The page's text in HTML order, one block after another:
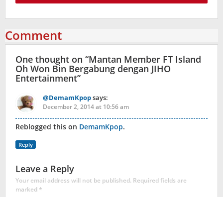
Comment
One thought on “Mantan Member FT Island
Oh Won Bin Bergabung dengan JIHO
Entertainment”
@DemamKpopsays:
December 2, 2014 at 10:56 am
Reblogged this on DemamKpop.
Reply
Leave a Reply
Your email address will not be published. Required fields are
marked*